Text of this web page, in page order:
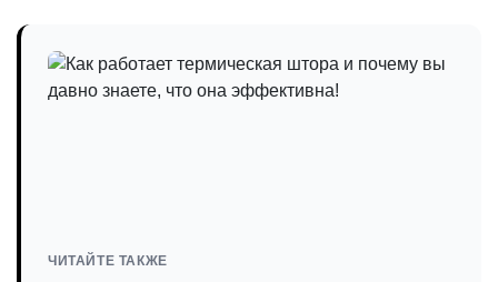
ЧИТАЙТЕ ТАКЖЕ